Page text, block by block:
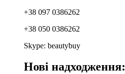
+38 097 0386262
+38 050 0386262
Skype: beautybuy
Нові надходження: